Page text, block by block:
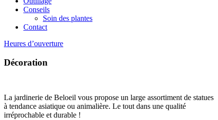
Conseils
Soin des plantes
Contact
Heures d’ouverture
Décoration
La jardinerie de Beloeil vous propose un large assortiment de statues
à tendance asiatique ou animalière. Le tout dans une qualité
irréprochable et durable !